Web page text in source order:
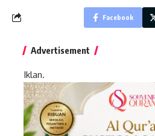
Facebook
Advertisement
Iklan.